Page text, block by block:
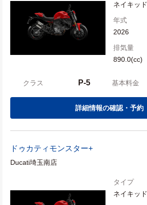
ネイキッド
年式
2026
排気量
890.0(cc)
クラス P-5 基本料金
詳細情報の確認・予約
ドゥカティ モンスター+
Ducati埼玉南店
タイプ
ネイキッド